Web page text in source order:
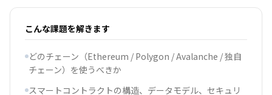
こんな課題を解きます
どのチェーン（Ethereum / Polygon / Avalanche / 独自
チェーン）を使うべきか
スマートコントラクトの構造、データモデル、セキュリ